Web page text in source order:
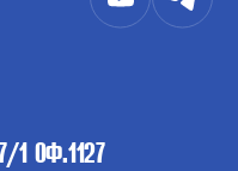
1 ОФ.1127